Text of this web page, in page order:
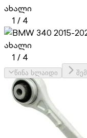
ახალი
1 / 4
ახალი
1 / 4
წინა სლაიდი